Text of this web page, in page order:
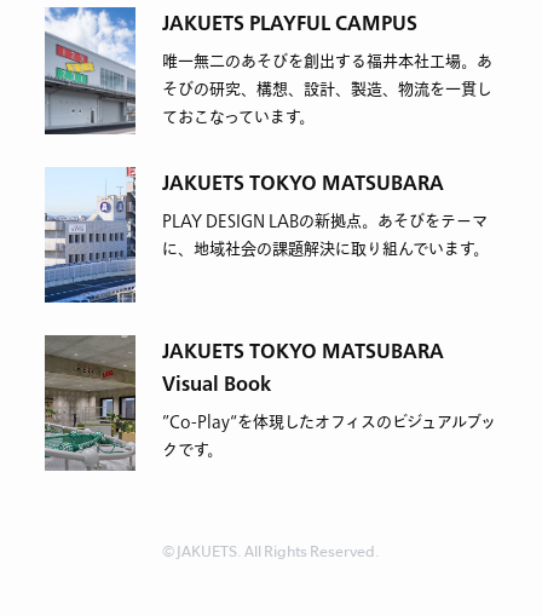
JAKUETS PLAYFUL CAMPUS
唯一無二のあそびを創出する福井本社工場。あ
そびの研究、構想、設計、製造、物流を一貫し
ておこなっています。
JAKUETS TOKYO MATSUBARA
PLAY DESIGN LABの新拠点。あそびをテーマ
に、地域社会の課題解決に取り組んでいます。
JAKUETS TOKYO MATSUBARA
Visual Book
”Co-Play“を体現したオフィスのビジュアルブッ
クです。
© JAKUETS. All Rights Reserved.